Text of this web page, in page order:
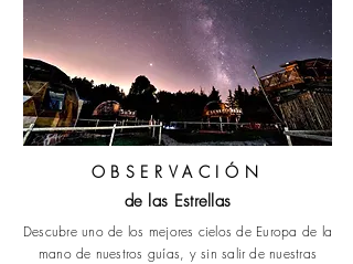
OBSERVACIÓN
de las Estrellas
Descubre uno de los mejores cielos de Europa de la
mano de nuestros guías, y sin salir de nuestras